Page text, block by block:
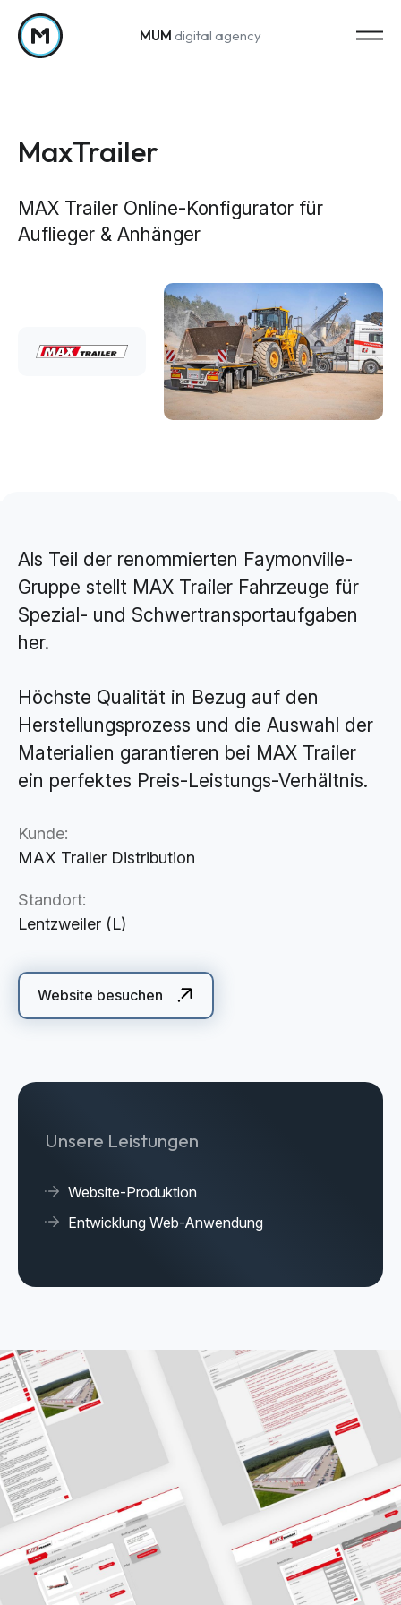
Zum Inhalt springen
MUM digital agency
Strategy
Web Analytics & Reporting
360° Marketing
Search-Marketing (SEO/GEO)
Online Werbung (SEA/SMA)
Social Media Marketing (SMM)
Applications
Web-Applikationen
CMS - Content Management System
KI-Lösungen
MaxTrailer
MAX Trailer Online-Konfigurator für
Auflieger & Anhänger
Kunde:
MAX Trailer Distribution
Standort:
Lentzweiler (L)
Website besuchen
Als Teil der renommierten Faymonville-
Gruppe stellt MAX Trailer Fahrzeuge für
Spezial- und Schwertransportaufgaben
her.
Höchste Qualität in Bezug auf den
Herstellungsprozess und die Auswahl der
Materialien garantieren bei MAX Trailer
ein perfektes Preis-Leistungs-Verhältnis.
Unsere Leistungen
Website-Produktion
Entwicklung Web-Anwendung